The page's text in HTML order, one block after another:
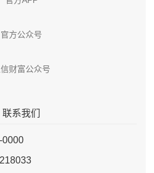
官方公众号
财富公众号
联系我们